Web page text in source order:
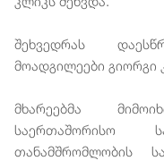
შეხვედრას
მოადგილეები გიორგი
მხარეებმა
საერთაშორისო
თანამშრომლობის